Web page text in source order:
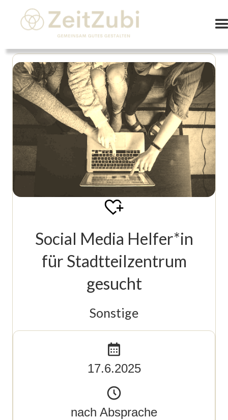
Social Media Helfer*in
für Stadtteilzentrum
gesucht
Sonstige
17.6.2025
nach Absprache